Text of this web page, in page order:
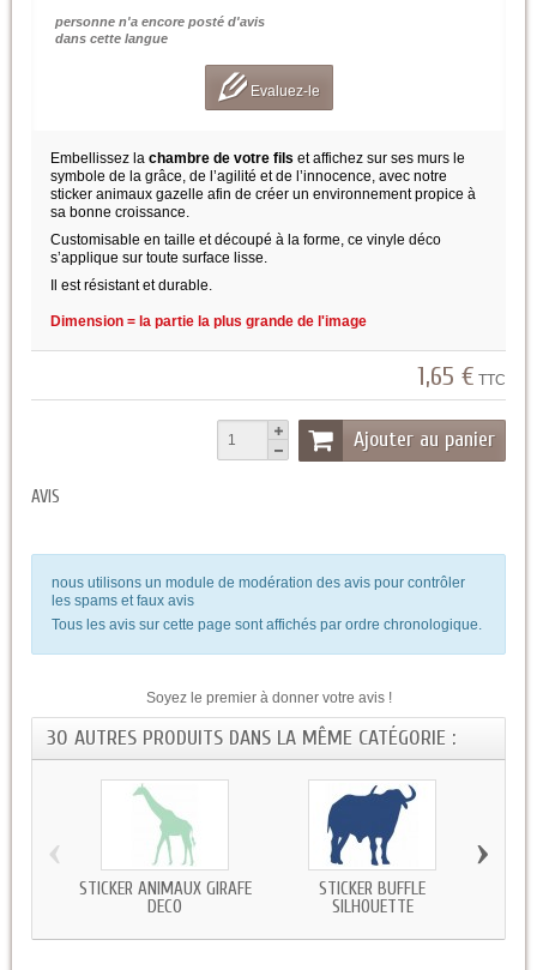
personne n'a encore posté d'avis
dans cette langue
Evaluez-le
Embellissez la chambre de votre fils et affichez sur ses murs le
symbole de la grâce, de l’agilité et de l’innocence, avec notre
sticker animaux gazelle afin de créer un environnement propice à
sa bonne croissance.
Customisable en taille et découpé à la forme, ce vinyle déco
s’applique sur toute surface lisse.
Il est résistant et durable.
Dimension = la partie la plus grande de l'image
1,65 € TTC
Ajouter au panier
AVIS
nous utilisons un module de modération des avis pour contrôler
les spams et faux avis
Tous les avis sur cette page sont affichés par ordre chronologique.
Soyez le premier à donner votre avis !
30 AUTRES PRODUITS DANS LA MÊME CATÉGORIE :
STICKER ANIMAUX GIRAFE
DECO
STICKER BUFFLE
SILHOUETTE
‹ ›